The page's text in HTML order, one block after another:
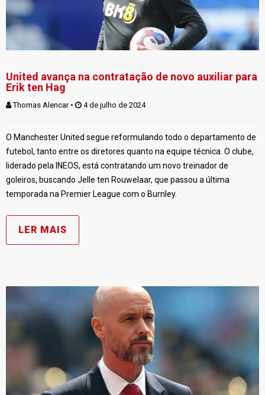
United avança na contratação de novo auxiliar para
Erik ten Hag
Thomas Alencar • 4 de julho de 2024
O Manchester United segue reformulando todo o departamento de
futebol, tanto entre os diretores quanto na equipe técnica. O clube,
liderado pela INEOS, está contratando um novo treinador de
goleiros, buscando Jelle ten Rouwelaar, que passou a última
temporada na Premier League com o Burnley.
LER MAIS